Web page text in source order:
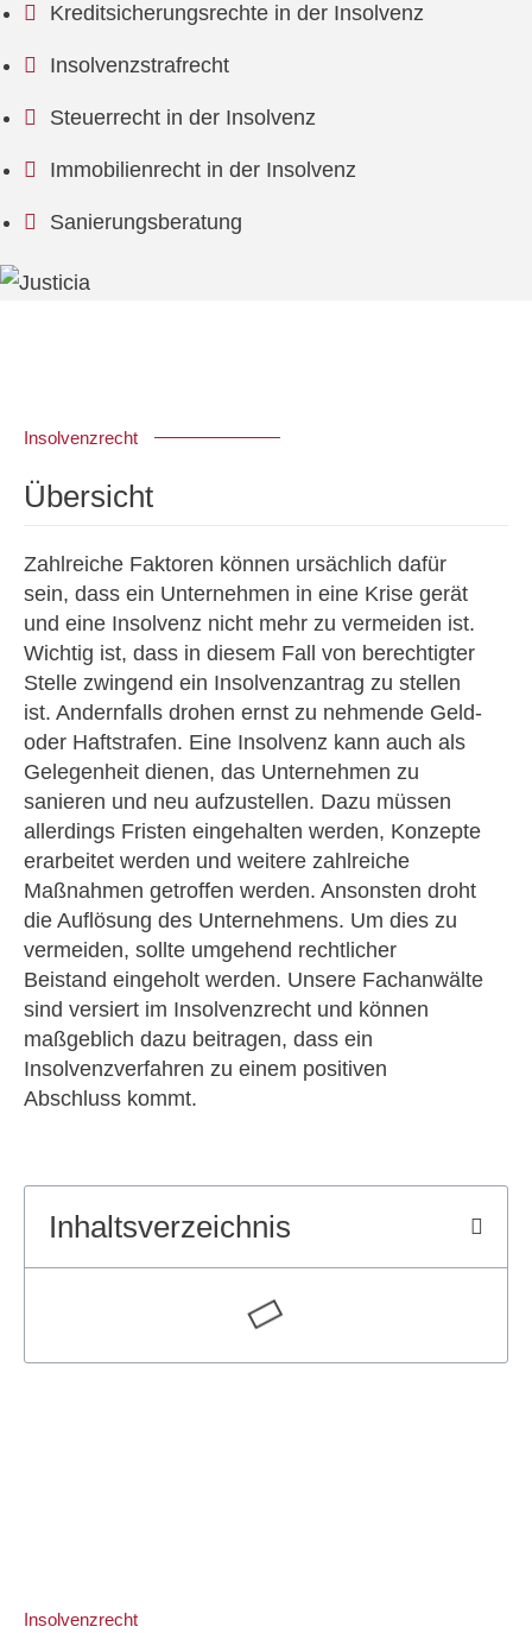
Kreditsicherungsrechte in der Insolvenz
Insolvenzstrafrecht
Steuerrecht in der Insolvenz
Immobilienrecht in der Insolvenz
Sanierungsberatung
Insolvenzrecht
Übersicht
Zahlreiche Faktoren können ursächlich dafür
sein, dass ein Unternehmen in eine Krise gerät
und eine Insolvenz nicht mehr zu vermeiden ist.
Wichtig ist, dass in diesem Fall von berechtigter
Stelle zwingend ein Insolvenzantrag zu stellen
ist. Andernfalls drohen ernst zu nehmende Geld-
oder Haftstrafen. Eine Insolvenz kann auch als
Gelegenheit dienen, das Unternehmen zu
sanieren und neu aufzustellen. Dazu müssen
allerdings Fristen eingehalten werden, Konzepte
erarbeitet werden und weitere zahlreiche
Maßnahmen getroffen werden. Ansonsten droht
die Auflösung des Unternehmens. Um dies zu
vermeiden, sollte umgehend rechtlicher
Beistand eingeholt werden. Unsere Fachanwälte
sind versiert im Insolvenzrecht und können
maßgeblich dazu beitragen, dass ein
Insolvenzverfahren zu einem positiven
Abschluss kommt.
Inhaltsverzeichnis
Insolvenzrecht